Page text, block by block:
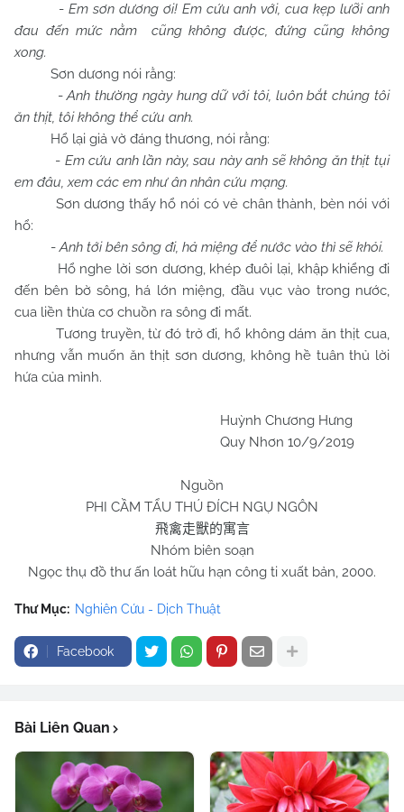
- Em sơn dương ơi! Em cứu anh với, cua kẹp lưỡi anh
đau đến mức nằm cũng không được, đứng cũng không
xong.
Sơn dương nói rằng:
-Anh thường ngày hung dữ với tôi, luôn bắt chúng tôi
ăn thịt, tôi không thể cứu anh.
Hổ lại giả vờ đáng thương, nói rằng:
- Em cứu anh lần này, sau này anh sẽ không ăn thịt tụi
em đâu, xem các em như ân nhân cứu mạng.
Sơn dương thấy hổ nói có vẻ chân thành, bèn nói với
hổ:
-Anh tới bên sông đi, hả miệng để nước vào thì sẽ khỏi.
Hổ nghe lời sơn dương, khép đuôi lại, khập khiểng đi
đến bên bờ sông, há lớn miệng, đầu vục vào trong nước,
cua liền thừa cơ chuồn ra sông đi mất.
Tương truyền, từ đó trở đi, hổ không dám ăn thịt cua,
nhưng vẫn muốn ăn thịt sơn dương, không hề tuân thủ lời
hứa của mình.
Huỳnh Chương Hưng
Quy Nhơn 10/9/2019
Nguồn
PHI CẦM TẨU THÚ ĐÍCH NGỤ NGÔN
飛禽走獸的寓言
Nhóm biên soạn
Ngọc thụ đồ thư ấn loát hữu hạn công ti xuất bản, 2000.
Thư Mục: Nghiên Cứu - Dịch Thuật
Facebook
Bài Liên Quan